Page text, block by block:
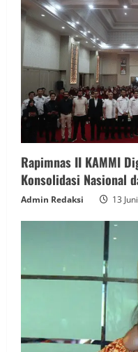
Rapimnas II KAMMI
Konsolidasi Nasional
Admin Redaksi 13